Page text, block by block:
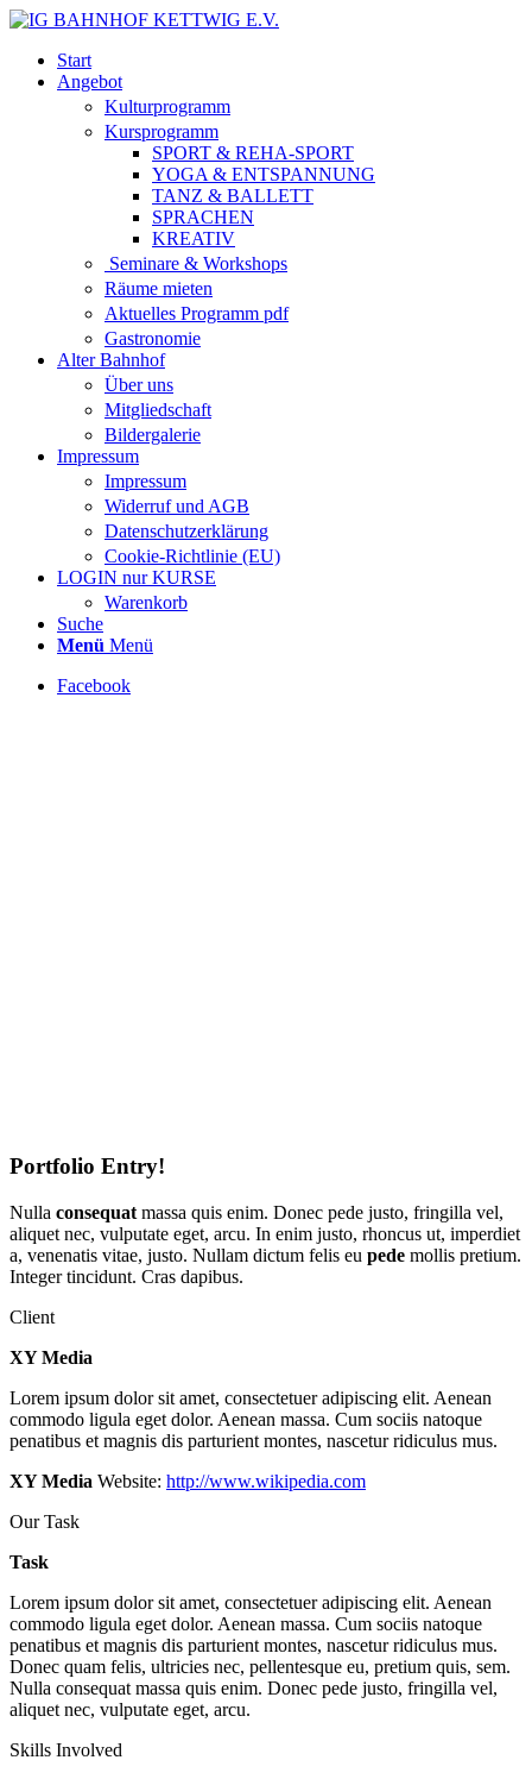
Start
Angebot
Kulturprogramm
Kursprogramm
SPORT & REHA-SPORT
YOGA & ENTSPANNUNG
TANZ & BALLETT
SPRACHEN
KREATIV
Seminare & Workshops
Räume mieten
Aktuelles Programm pdf
Gastronomie
Alter Bahnhof
Über uns
Mitgliedschaft
Bildergalerie
Impressum
Impressum
Widerruf und AGB
Datenschutzerklärung
Cookie-Richtlinie (EU)
LOGIN nur KURSE
Warenkorb
Suche
Menü Menü
Facebook
Portfolio Entry!
Nulla consequat massa quis enim. Donec pede justo, fringilla vel,
aliquet nec, vulputate eget, arcu. In enim justo, rhoncus ut, imperdiet
a, venenatis vitae, justo. Nullam dictum felis eu pede mollis pretium.
Integer tincidunt. Cras dapibus.
Client
XY Media
Lorem ipsum dolor sit amet, consectetuer adipiscing elit. Aenean
commodo ligula eget dolor. Aenean massa. Cum sociis natoque
penatibus et magnis dis parturient montes, nascetur ridiculus mus.
XY Media Website: http://www.wikipedia.com
Our Task
Task
Lorem ipsum dolor sit amet, consectetuer adipiscing elit. Aenean
commodo ligula eget dolor. Aenean massa. Cum sociis natoque
penatibus et magnis dis parturient montes, nascetur ridiculus mus.
Donec quam felis, ultricies nec, pellentesque eu, pretium quis, sem.
Nulla consequat massa quis enim. Donec pede justo, fringilla vel,
aliquet nec, vulputate eget, arcu.
Skills Involved